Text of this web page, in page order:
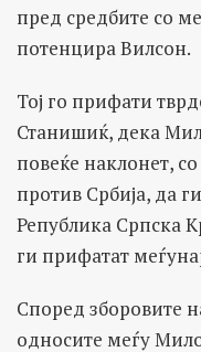
пред средбите со
потенцира Вилсон.
Тој го прифати
Станишиќ, дека
повеќе наклонет,
против Србија, да
Република Српска
ги прифатат
Според зборовите
односите меѓу